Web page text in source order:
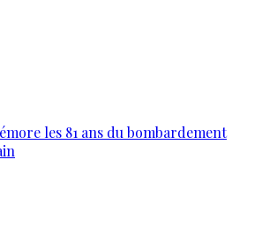
les 81 ans du bombardement